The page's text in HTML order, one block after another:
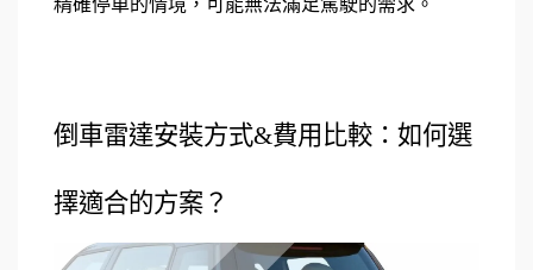
倒車雷達安裝方式&費用比較：如何選
擇適合的方案？